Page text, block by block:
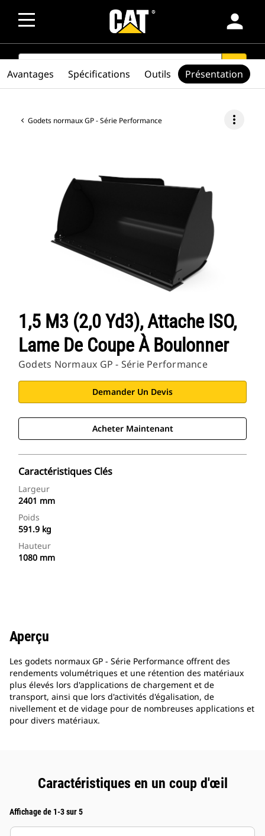
person
SEARCH search
Godets normaux GP - Série Performance more_vert
1,5 M3 (2,0 Yd3), Attache ISO,
Lame De Coupe À Boulonner
Godets Normaux GP - Série Performance
Demander Un Devis
Acheter Maintenant
Caractéristiques Clés
Largeur
2401 mm
Poids
591.9 kg
Hauteur
1080 mm
Avantages Spécifications Outils Présentation
Aperçu
Les godets normaux GP - Série Performance offrent des
rendements volumétriques et une rétention des matériaux
plus élevés lors d'applications de chargement et de
transport, ainsi que lors d'activités d'égalisation, de
nivellement et de vidage pour de nombreuses applications et
pour divers matériaux.
Caractéristiques en un coup d'œil
Affichage de 1-3 sur 5